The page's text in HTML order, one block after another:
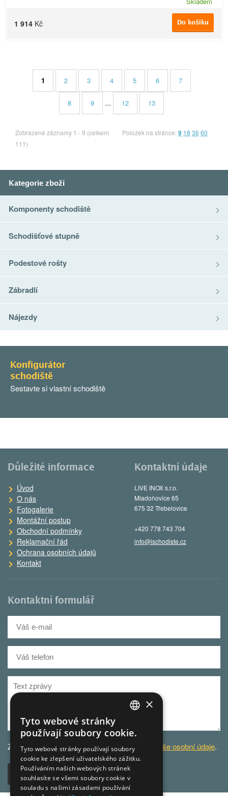
Do košíku
1 914 Kč
1 2 3 4 5 6 7
8 9 ... 12 13
Položek na stránce:9 18 36 60
Zobrazené záznamy 1 - 9 (celkem
111)
Kategorie zboží
Komponenty schodiště
Schodišťové stupně
Podestové rošty
Zábradlí
Nájezdy
Konfigurátor
schodiště
Sestavte si vlastní schodiště
Důležité informace
Úvod
O nás
Fotogalerie
Montážní postup
Obchodní podmínky
Reklamační řád
Ochrana osobních údajů
Kontakt
Kontaktní formulář
Za účelem odbavení dotazuzpracováváme Vaše osobní údaje.
Kontaktní údaje
LIVE INOX s.r.o.
Mladoňovice 65
675 32 Třebelovice
+420 778 743 704
info@ischodiste.cz
CZECH
×
Tyto webové stránky
používají soubory cookie.
Tyto webové stránky používají soubory
cookie ke zlepšení uživatelského zážitku.
Používáním našich webových stránek
souhlasíte se všemi soubory cookie v
souladu s našimi zásadami používání